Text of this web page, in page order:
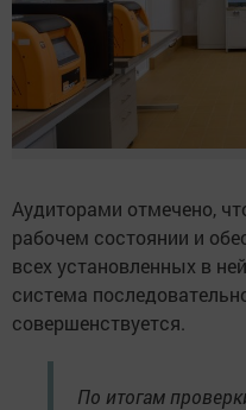
Аудиторами отмечено,
рабочем состоянии и
всех установленных в
система
совершенствуется.
По итогам